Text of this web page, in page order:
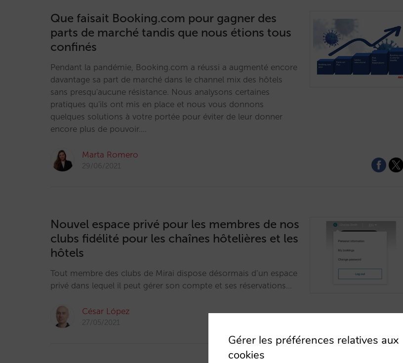
Que faisait Booking.com pour gagner des
parts de marché tandis que nous étions tous
confinés
Pendant la pandémie, Booking.com a réussi a augmenté encore
davantage sa part de marché dans le channel mix des hôtels
sans presqu'aucune résistance. Nous analysons certaines
pratiques qu'ils ont mis en place et nous vous donnons
quelques solutions à votre portée pour éviter de leur donner
encore plus de pouvoir.…
Marta Romero
29/06/2021
Nouvel espace privé pour les membres de nos
clubs fidélité pour les chaînes hôtelières et les
hôtels
Tout membre des clubs de Mirai dispose désormais d’un espace
privé dans lequel il peut gérer son compte et ses réservations…
César López
27/05/2021
Gérer les préférences relatives aux
cookies